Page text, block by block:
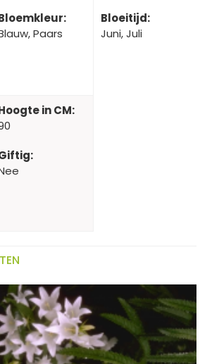
Paars
Bloeitijd:
Juni, Juli
in CM: